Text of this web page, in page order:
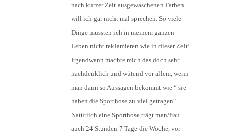
nach kurzer Zeit ausgewaschenen Farben
will ich gar nicht mal sprechen. So viele
Dinge mussten ich in meinem ganzen
Leben nicht reklamieren wie in dieser Zeit!
Irgendwann machte mich das doch sehr
nachdenklich und wütend vor allem, wenn
man dann so Aussagen bekommt wie “ sie
haben die Sporthose zu viel getragen“.
Natürlich eine Sporthose trägt man/frau
auch 24 Stunden 7 Tage die Woche, vor